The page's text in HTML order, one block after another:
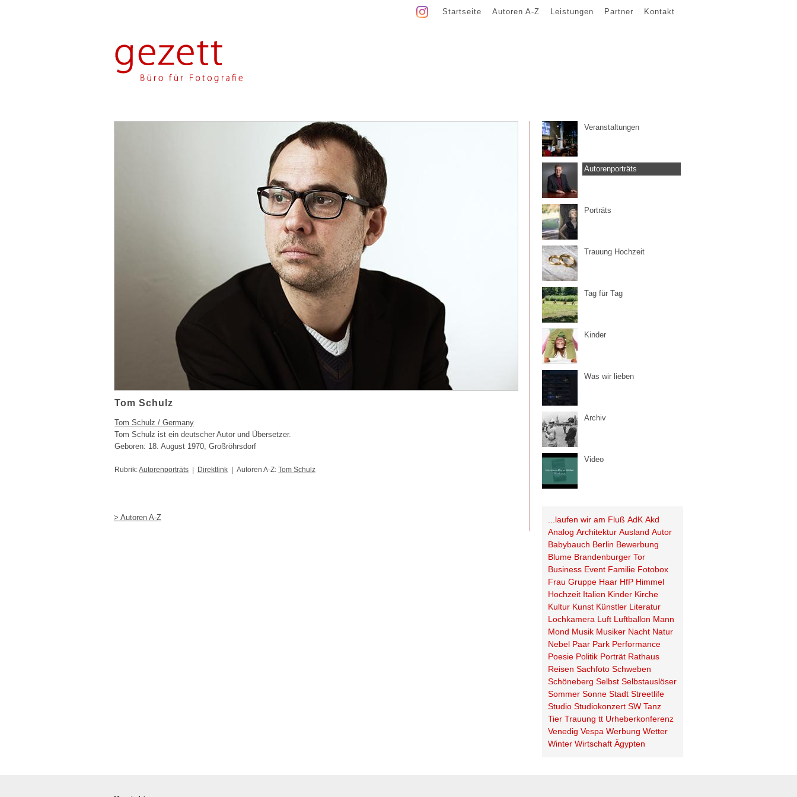
Startseite Autoren A-Z Leistungen Partner Kontakt
Tom Schulz
Tom Schulz / Germany
Tom Schulz ist ein deutscher Autor und Übersetzer.
Geboren: 18. August 1970, Großröhrsdorf
Rubrik:Autorenporträts Direktlink | Autoren A-Z: Tom Schulz
> Autoren A-Z
Veranstaltungen
Autorenporträts
Porträts
Trauung Hochzeit
Tag für Tag
Kinder
Was wir lieben
Archiv
Video
...laufen wir am Fluß AdK Akd
Analog Architektur Ausland Autor
Babybauch Berlin Bewerbung
Blume Brandenburger Tor
Business Event Familie Fotobox
Frau Gruppe Haar HfP Himmel
Hochzeit Italien Kinder Kirche
Kultur Kunst Künstler Literatur
Lochkamera Luft Luftballon Mann
Mond Musik Musiker Nacht Natur
Nebel Paar Park Performance
Poesie Politik Porträt Rathaus
Reisen Sachfoto Schweben
Schöneberg Selbst Selbstauslöser
Sommer Sonne Stadt Streetlife
Studio Studiokonzert SW Tanz
Tier Trauung tt Urheberkonferenz
Venedig Vespa Werbung Wetter
Winter Wirtschaft Ägypten